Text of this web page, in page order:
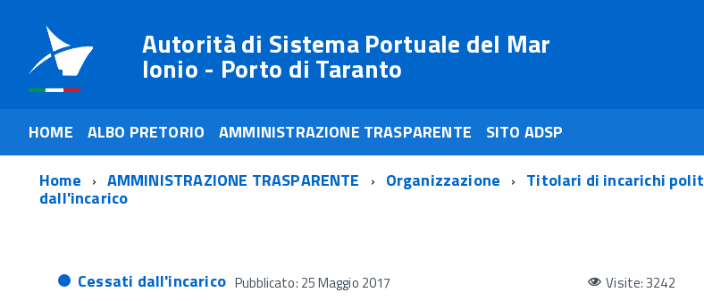
Autorità di Sistema Portuale del Mar
Ionio - Porto di Taranto
HOME ALBO PRETORIO AMMINISTRAZIONE TRASPARENTE
SITO ADSP
Home
AMMINISTRAZIONE TRASPARENTE Organizzazione Titolari di incarichi
dall'incarico
Cessati dall'incarico Pubblicato: 25 Maggio 2017 Visite: 3242